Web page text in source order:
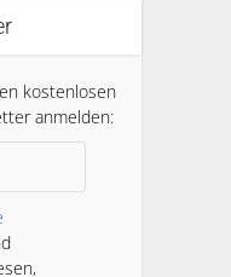
kostenlosen
anmelden: